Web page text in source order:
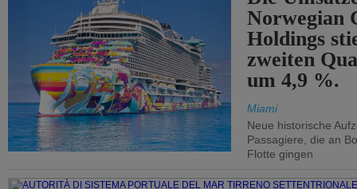
Norwegian
Holdings
zweiten
um 4,9 %.
Miami
Neue historische
Passagiere, die an
Flotte gingen